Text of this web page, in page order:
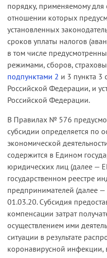
порядку, применяемому
отношении которых
установленных
сроков уплаты налогов
в том числе
режимами, сборов,
подпунктами 2 и 3 пункта 3
Российской Федерации, и
Российской Федерации.
В Правилах № 576
субсидии определяется по
экономической
содержится в Едином
юридических лиц (далее —
государственном реестре
предпринимателей (далее
01.03.20. Субсидия
компенсации затрат
осуществлением ими
ситуации в результате
коронавирусной инфекции,